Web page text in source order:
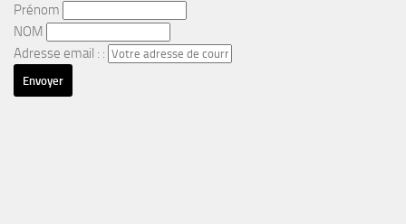
Prénom
NOM
Adresse email : :